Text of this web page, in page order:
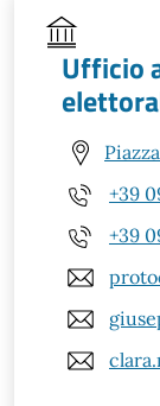
Ufficio
+39
+39